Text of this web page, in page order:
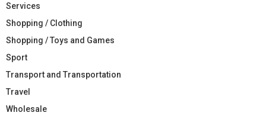
Services
Shopping / Clothing
Shopping / Toys and Games
Sport
Transport and Transportation
Travel
Wholesale